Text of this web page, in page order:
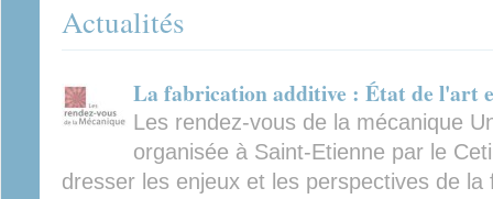
Actualités
La fabrication additive : État de l'art
Les rendez-vous de la mécanique
organisée à Saint-Etienne par le
dresser les enjeux et les perspectives de la